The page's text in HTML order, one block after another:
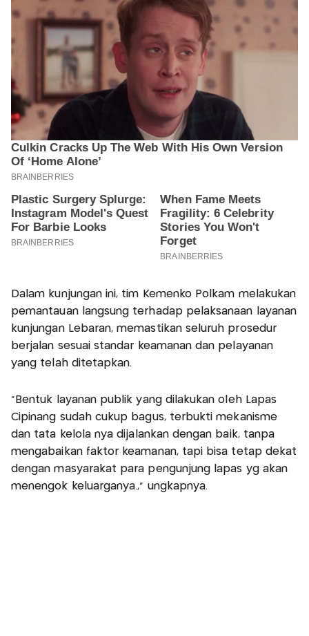
Dalam kunjungan ini, tim Kemenko Polkam melakukan
pemantauan langsung terhadap pelaksanaan layanan
kunjungan Lebaran, memastikan seluruh prosedur
berjalan sesuai standar keamanan dan pelayanan
yang telah ditetapkan.
“Bentuk layanan publik yang dilakukan oleh Lapas
Cipinang sudah cukup bagus, terbukti mekanisme
dan tata kelola nya dijalankan dengan baik, tanpa
mengabaikan faktor keamanan, tapi bisa tetap dekat
dengan masyarakat para pengunjung lapas yg akan
menengok keluarganya.,” ungkapnya.